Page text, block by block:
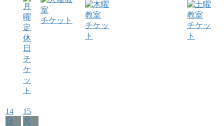
チ
ケ
ッ
ト
チケット
チケッ
ト
チケッ
ト
14
日
15
月